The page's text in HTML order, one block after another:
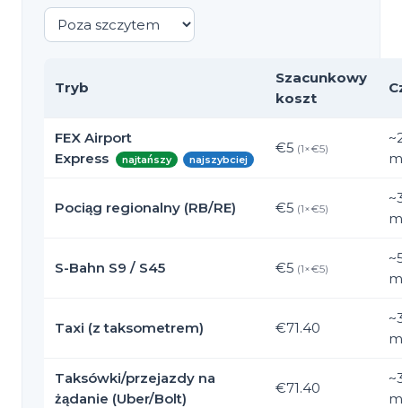
Tryb
Szacunkowy
koszt
FEX Airport
Express
najtańszy najszybciej
€5 (1×€5)
~
Pociąg regionalny (RB/RE) €5 (1×€5)
~
S-Bahn S9 / S45 €5 (1×€5)
~
Taxi (z taksometrem) €71.40
~
Taksówki/przejazdy na
żądanie (Uber/Bolt)
€71.40
~